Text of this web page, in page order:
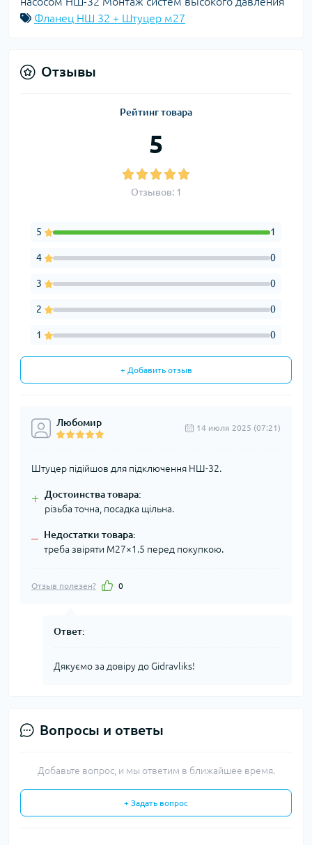
Фланец НШ 32 + Штуцер м27
Отзывы
Рейтинг товара
5
Отзывов: 1
5 1
4 0
3 0
2 0
1 0
+ Добавить отзыв
Любомир 14 июля 2025 (07:21)
Штуцер підійшов для підключення НШ-32.
+ Достоинства товара:
різьба точна, посадка щільна.
– Недостатки товара:
треба звіряти М27×1.5 перед покупкою.
Отзыв полезен? 0
Ответ:
Дякуємо за довіру до Gidravliks!
Вопросы и ответы
Добавьте вопрос, и мы ответим в ближайшее время.
+ Задать вопрос